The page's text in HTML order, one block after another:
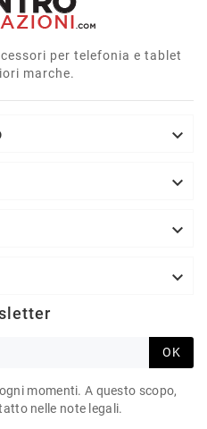
per telefonia e tablet
marche.




OK
momenti. A questo scopo,
nelle note legali.